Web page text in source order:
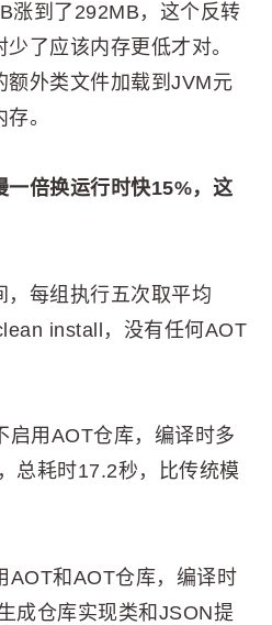
涨到了292MB，这个反转
了应该内存更低才对。
额外类文件加载到JVM元
存。
一倍换运行时快15%，这
，每组执行五次取平均
install，没有任何AOT
启用AOT仓库，编译时多
总耗时17.2秒，比传统模
AOT和AOT仓库，编译时
成仓库实现类和JSON提